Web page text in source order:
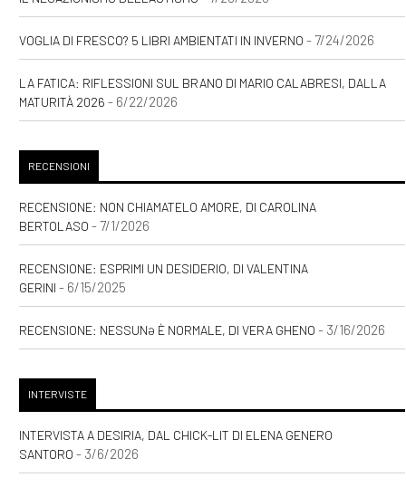
VOGLIA DI FRESCO? 5 LIBRI AMBIENTATI IN INVERNO - 7/24/2026
LA FATICA: RIFLESSIONI SUL BRANO DI MARIO CALABRESI, DALLA
MATURITÀ 2026 - 6/22/2026
RECENSIONI
RECENSIONE: NON CHIAMATELO AMORE, DI CAROLINA
BERTOLASO - 7/1/2026
RECENSIONE: ESPRIMI UN DESIDERIO, DI VALENTINA
GERINI - 6/15/2025
RECENSIONE: NESSUNƏ È NORMALE, DI VERA GHENO - 3/16/2026
INTERVISTE
INTERVISTA A DESIRIA, DAL CHICK-LIT DI ELENA GENERO
SANTORO - 3/6/2026